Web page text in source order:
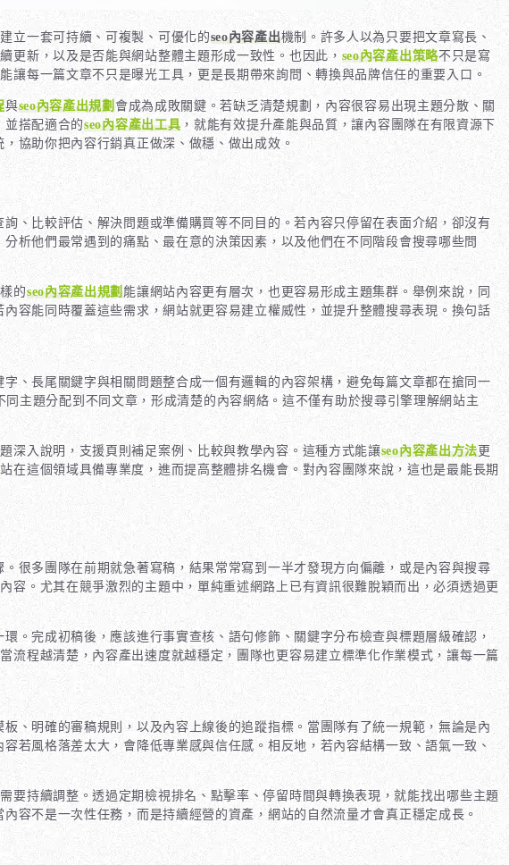
立一套可持續、可複製、可優化的seo內容產出機制。許多人以為只要把文章寫長、
更新，以及是否能與網站整體主題形成一致性。也因此， seo內容產出策略不只是寫
每一篇文章不只是曝光工具，更是長期帶來詢問、轉換與品牌信任的重要入口。
與seo內容產出規劃會成為成敗關鍵。若缺乏清楚規劃，內容很容易出現主題分散、關
並搭配適合的seo內容產出工具 ，就能有效提升產能與品質，讓內容團隊在有限資源下
，協助你把內容行銷真正做深、做穩、做出成效。
、比較評估、解決問題或準備購買等不同目的。若內容只停留在表面介紹，卻沒有
析他們最常遇到的痛點、最在意的決策因素，以及他們在不同階段會搜尋哪些問
的seo內容產出規劃能讓網站內容更有層次，也更容易形成主題集群。舉例來說，同
容能同時覆蓋這些需求，網站就更容易建立權威性，並提升整體搜尋表現。換句話
、長尾關鍵字與相關問題整合成一個有邏輯的內容架構，避免每篇文章都在搶同一
同主題分配到不同文章，形成清楚的內容網絡。這不僅有助於搜尋引擎理解網站主
深入說明，支援頁則補足案例、比較與教學內容。這種方式能讓seo內容產出方法更
這個領域具備專業度，進而提高整體排名機會。對內容團隊來說，這也是最能長期
很多團隊在前期就急著寫稿，結果常常寫到一半才發現方向偏離，或是內容與搜尋
。尤其在競爭激烈的主題中，單純重述網路上已有資訊很難脫穎而出，必須透過更
環。完成初稿後，應該進行事實查核、語句修飾、關鍵字分布檢查與標題層級確認，
程越清楚，內容產出速度就越穩定，團隊也更容易建立標準化作業模式，讓每一篇
、明確的審稿規則，以及內容上線後的追蹤指標。當團隊有了統一規範，無論是內
若風格落差太大，會降低專業感與信任感。相反地，若內容結構一致、語氣一致、
持續調整。透過定期檢視排名、點擊率、停留時間與轉換表現，就能找出哪些主題
內容不是一次性任務，而是持續經營的資產，網站的自然流量才會真正穩定成長。